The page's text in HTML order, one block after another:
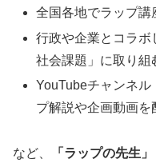
全国各地でラップ講
行政や企業とコラボ
社会課題」に取り組
YouTubeチャンネル
プ解説や企画動画を
など、 「ラップの先生